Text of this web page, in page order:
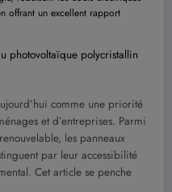
photovoltaïque polycristallin
comme une priorité
et d’entreprises. Parmi
les panneaux
par leur accessibilité
Cet article se penche